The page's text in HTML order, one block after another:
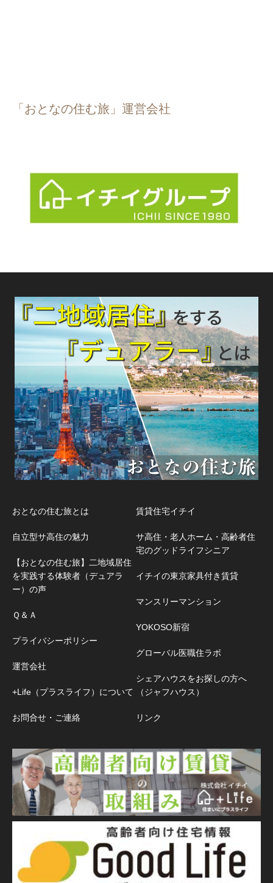
「おとなの住む旅」運営会社
おとなの住む旅とは
自立型サ高住の魅力
【おとなの住む旅】二地域居住
を実践する体験者（デュアラ
ー）の声
Ｑ＆Ａ
プライバシーポリシー
運営会社
+Life（プラスライフ）について
お問合せ・ご連絡
賃貸住宅イチイ
サ高住・老人ホーム・高齢者住
宅のグッドライフシニア
イチイの東京家具付き賃貸
マンスリーマンション
YOKOSO新宿
グローバル医職住ラボ
シェアハウスをお探しの方へ
（ジャフハウス）
リンク